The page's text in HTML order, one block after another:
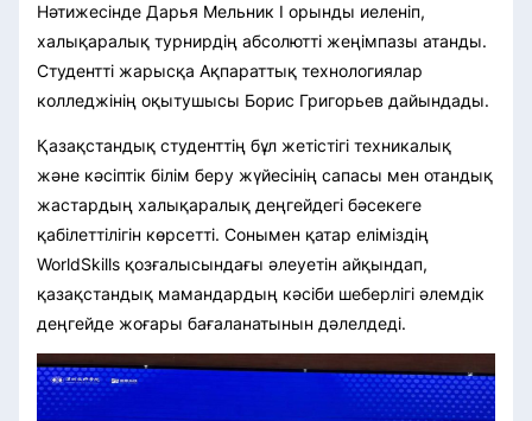
Нәтижесінде Дарья Мельник І орынды иеленіп,
халықаралық турнирдің абсолютті жеңімпазы атанды.
Студентті жарысқа Ақпараттық технологиялар
колледжінің оқытушысы Борис Григорьев дайындады.
Қазақстандық студенттің бұл жетістігі техникалық
және кәсіптік білім беру жүйесінің сапасы мен отандық
жастардың халықаралық деңгейдегі бәсекеге
қабілеттілігін көрсетті. Сонымен қатар еліміздің
WorldSkills қозғалысындағы әлеуетін айқындап,
қазақстандық мамандардың кәсіби шеберлігі әлемдік
деңгейде жоғары бағаланатынын дәлелдеді.